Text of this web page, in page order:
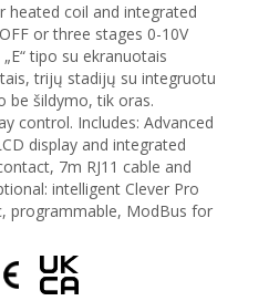
heated coil and integrated
or three stages 0-10V
tipo su ekranuotais
trijų stadijų su integruotu
be šildymo, tik oras.
control. Includes: Advanced
display and integrated
7m RJ11 cable and
intelligent Clever Pro
programmable, ModBus for